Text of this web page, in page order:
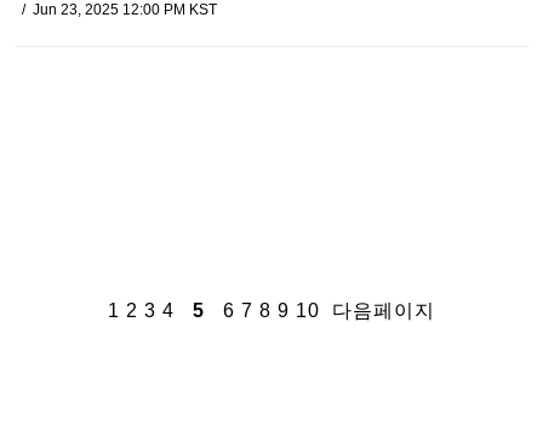
Jun 23, 2025 12:00 PM KST
1 2 3 4 5 6 7 8 9 10 다음페이지